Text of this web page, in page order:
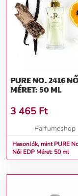
PURE NO. 2416 NŐI EDP
MÉRET: 50 ML
3 465 Ft
Parfumeshop
Hasonlók, mint PURE
Női EDP Méret: 50 ml